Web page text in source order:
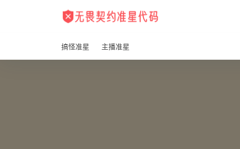
搞怪准星 主播准星